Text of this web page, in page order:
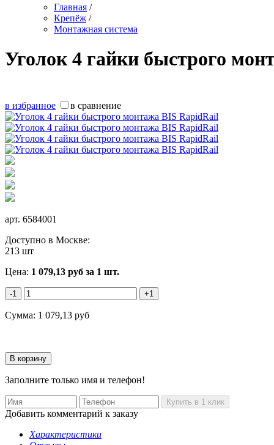
Главная /
Крепёж /
Монтажная система
Уголок 4 гайки быстрого
в избранное в сравнение
арт. 6584001
Доступно в Москве:
213 шт
Цена: 1 079,13 руб за 1 шт.
-1 +1
Сумма: 1 079,13 руб
Заполните только имя и телефон!
Добавить комментарий к заказу
Характеристики